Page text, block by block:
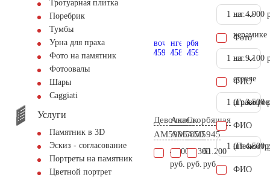
Тротуарная плитка
Поребрик
Тумбы
Урна для праха
Фото на памятник
Фотоовалы
Шары
Сaggiati
Услуги
Памятник в 3D
Эскиз - согласование
Портреты на памятник
Цветной портрет
Девочка
AM5986
4.500
руб.
Ангел
AM5850
20.300
руб.
Скорбящая
AM5945
61.200
руб.
на
керамике
1 шт. 4.900
Фото
на
стекле
1 шт. 9.100
ФИО
1 шт.3.500
ФИО
1 шт.4.500
ФИО